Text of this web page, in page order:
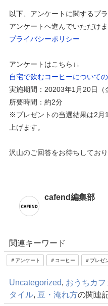
以下、アンケートに関するプ
アンケートへ進んでいただけ
プライバシーポリシー
アンケートはこちら↓↓
自宅で飲むコーヒーについて
実施期間：20203年1月20日（
所要時間：約2分
※プレゼントの当選結果は2月
上げます。
沢山のご回答をお待ちしてお
cafend編集部
関連キーワード
＃アンケート ＃コーヒー ＃プレゼ
Uncategorized おうちカフ
タイル 豆・淹れ方の関連